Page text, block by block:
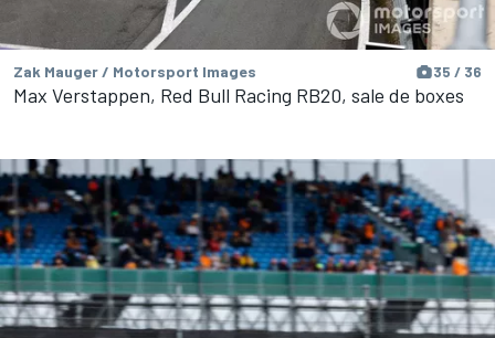
Zak Mauger / Motorsport Images 35 / 36
Max Verstappen, Red Bull Racing RB20, sale de boxes